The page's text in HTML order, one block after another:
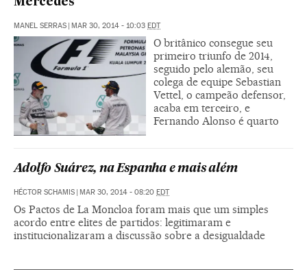
MANEL SERRAS | MAR 30, 2014 - 10:03 EDT
O britânico consegue seu
primeiro triunfo de 2014,
seguido pelo alemão, seu
colega de equipe Sebastian
Vettel, o campeão defensor,
acaba em terceiro, e
Fernando Alonso é quarto
Adolfo Suárez, na Espanha e mais além
HÉCTOR SCHAMIS | MAR 30, 2014 - 08:20 EDT
Os Pactos de La Moncloa foram mais que um simples
acordo entre elites de partidos: legitimaram e
institucionalizaram a discussão sobre a desigualdade